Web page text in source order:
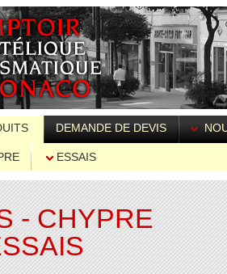
DEMANDE DE DEVIS
ESSAIS
- CHYPRE